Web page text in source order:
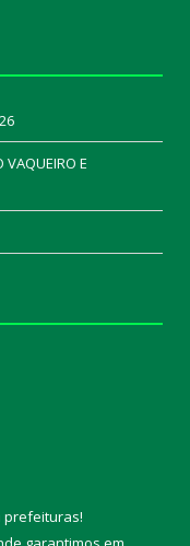
VAQUEIRO E
prefeituras!